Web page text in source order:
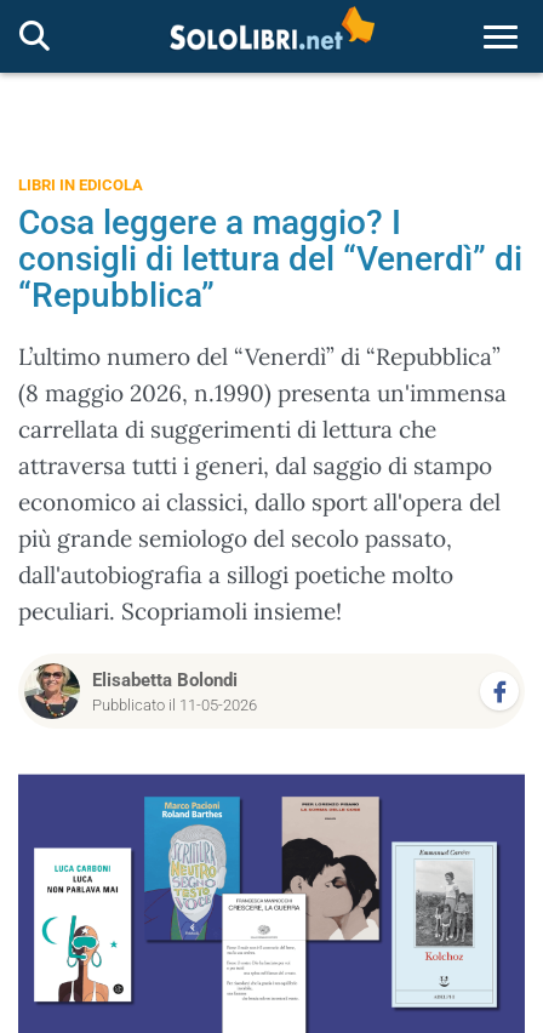
LIBRI IN EDICOLA
Cosa leggere a maggio? I
consigli di lettura del “Venerdì” di
“Repubblica”
L’ultimo numero del “Venerdì” di “Repubblica”
(8 maggio 2026, n.1990) presenta un'immensa
carrellata di suggerimenti di lettura che
attraversa tutti i generi, dal saggio di stampo
economico ai classici, dallo sport all'opera del
più grande semiologo del secolo passato,
dall'autobiografia a sillogi poetiche molto
peculiari. Scopriamoli insieme!
Elisabetta Bolondi
Pubblicato il 11-05-2026